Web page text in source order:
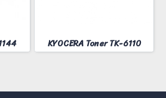
KYOCERA Toner TK-6110